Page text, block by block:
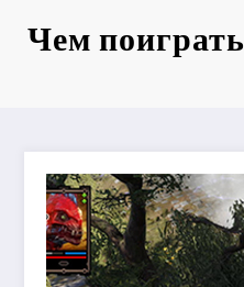
Чем поиграть